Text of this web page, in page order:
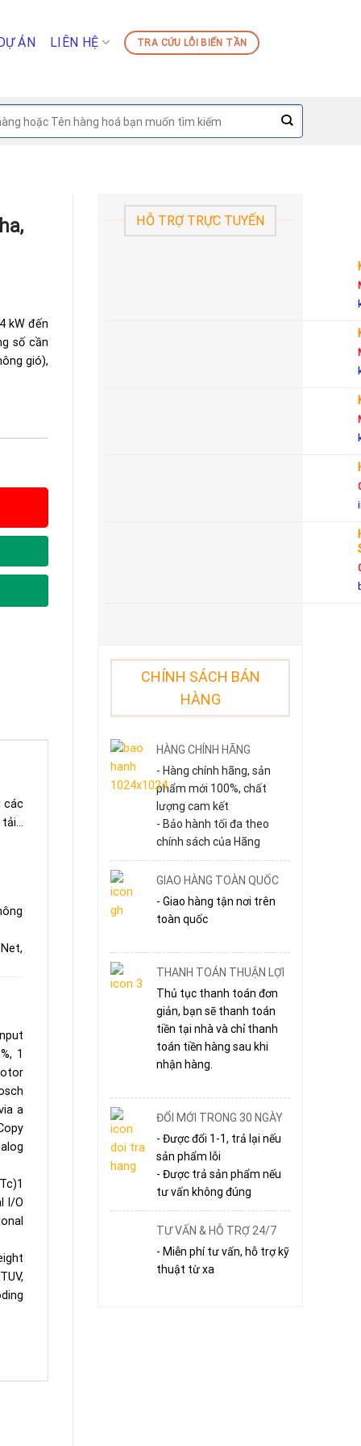
ÁN LIÊN HỆ TRA CỨU LỖI BIẾN TẦN
HỖ TRỢ TRỰC TUYẾN
CHÍNH SÁCH BÁN
HÀNG
HÀNG CHÍNH HÃNG
- Hàng chính hãng, sản
phẩm mới 100%, chất
lượng cam kết
- Bảo hành tối đa theo
chính sách của Hãng
GIAO HÀNG TOÀN QUỐC
- Giao hàng tận nơi trên
toàn quốc
THANH TOÁN THUẬN LỢI
Thủ tục thanh toán đơn
giản, bạn sẽ thanh toán
tiền tại nhà và chỉ thanh
toán tiền hàng sau khi
nhận hàng.
ĐỔI MỚI TRONG 30 NGÀY
- Được đổi 1-1, trả lại nếu
sản phẩm lỗi
- Được trả sản phẩm nếu
tư vấn không đúng
TƯ VẤN & HỖ TRỢ 24/7
- Miễn phí tư vấn, hỗ trợ kỹ
thuật từ xa
kW đến
số cần
gió),
các
tải…
1
a
I/O